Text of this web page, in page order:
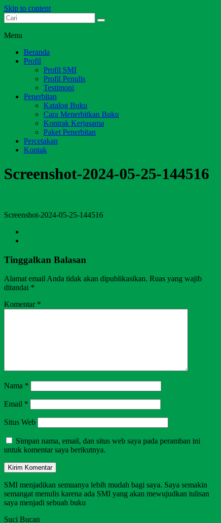
Skip to content
Dari Jambi untuk Indonesia
Menu
Beranda
Profil
Profil SMI
Profil Penulis
Testimoni
Penerbitan
Katalog Buku
Cara Menerbitkan Buku
Kontrak Kerjasama
Paket Penerbitan
Percetakan
Kontak
Screenshot-2024-05-25-144516
Screenshot-2024-05-25-144516
Tinggalkan Balasan
Alamat email Anda tidak akan dipublikasikan. Ruas yang wajib
ditandai *
Komentar *
Nama *
Email *
Situs Web
Simpan nama, email, dan situs web saya pada peramban ini
untuk komentar saya berikutnya.
SMI menjadikan semuanya lebih mudah bagi saya. Saya semakin
semangat menulis karena ada SMI yang akan mewujudkan tulisan
saya menjadi sebuah buku
Suci Bucan